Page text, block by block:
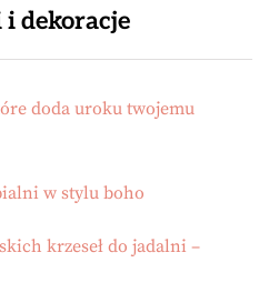
dekoracje
doda uroku twojemu
w stylu boho
krzeseł do jadalni –